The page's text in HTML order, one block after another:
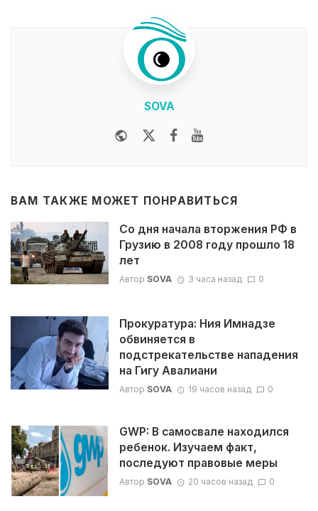
SOVA
WebsiteTwitterFacebook
ВАМ ТАКЖЕ МОЖЕТ ПОНРАВИТЬСЯ
Со дня начала вторжения РФ в
Грузию в 2008 году прошло 18
лет
Автор SOVA 3 часа назад 0
Прокуратура: Ния Имнадзе
обвиняется в
подстрекательстве нападения
на Гигу Авалиани
Автор SOVA 19 часов назад 0
GWP: В самосвале находился
ребенок. Изучаем факт,
последуют правовые меры
Автор SOVA 20 часов назад 0